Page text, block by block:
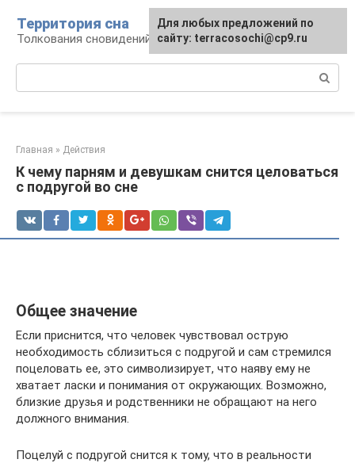
контенту
Территория сна
Толкования сновидений
Главная » Действия
К чему парням и девушкам снится целоваться
с подругой во сне
Общее значение
Если приснится, что человек чувствовал острую
необходимость сблизиться с подругой и сам стремился
поцеловать ее, это символизирует, что наяву ему не
хватает ласки и понимания от окружающих. Возможно,
близкие друзья и родственники не обращают на него
должного внимания.
Поцелуй с подругой снится к тому, что в реальности
Для любых предложений по
сайту: terracosochi@cp9.ru